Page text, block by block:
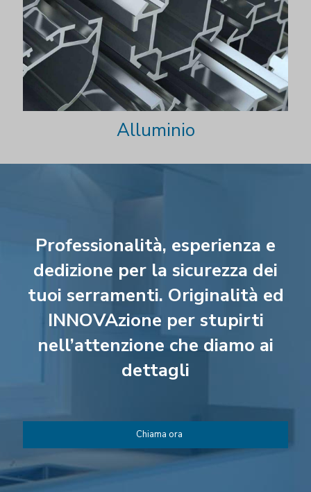
Alluminio
Professionalità, esperienza e
dedizione per la sicurezza dei
tuoi serramenti. Originalità ed
INNOVAzione per stupirti
nell’attenzione che diamo ai
dettagli
Chiama ora